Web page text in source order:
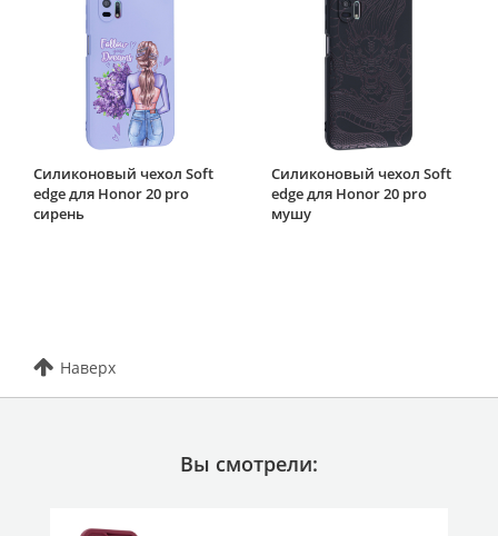
Силиконовый чехол Soft
edge для Honor 20 pro
сирень
Силиконовый чехол Soft
edge для Honor 20 pro
мушу
Наверх
Вы смотрели: